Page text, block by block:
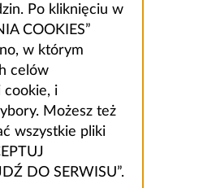
Po kliknięciu w
COOKIES”
w którym
celów
cookie, i
Możesz też
wszystkie pliki
DO SERWISU”.